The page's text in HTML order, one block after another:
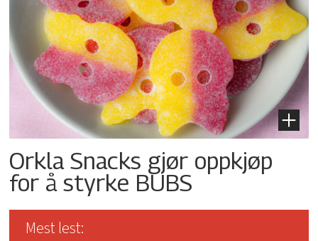
Orkla Snacks gjør oppkjøp
for å styrke BUBS
Mest lest: